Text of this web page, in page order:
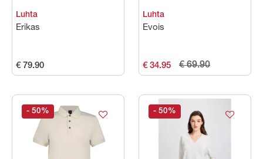
Luhta
Erikas
€ 79.90
Luhta
Evois
€ 34.95 € 69.90
- 50% - 50%